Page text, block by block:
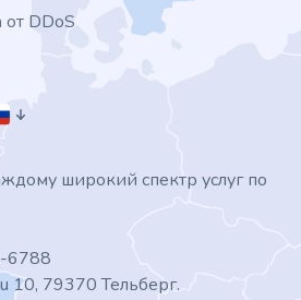
DDoS
широкий спектр услуг по
6788
10, 79370 Тельберг.